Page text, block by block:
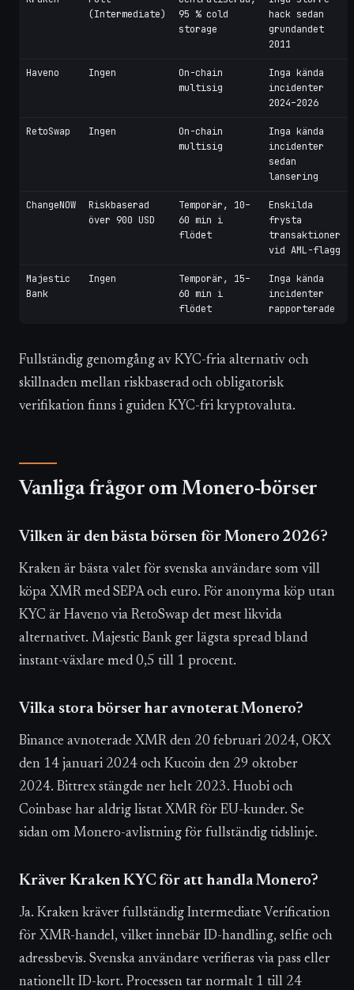
(Intermediate)
95 % cold
storage
hack sedan
grundandet
2011
Haveno Ingen
On-chain
multisig
Inga kända
incidenter
2024–2026
RetoSwap Ingen
On-chain
multisig
Inga kända
incidenter
sedan
lansering
ChangeNOW
Riskbaserad
över 900 USD
Temporär, 10–
60 min i
flödet
Enskilda
frysta
transaktioner
vid AML-flagg
Majestic
Bank
Ingen
Temporär, 15–
60 min i
flödet
Inga kända
incidenter
rapporterade
Fullständig genomgång av KYC-fria alternativ och
skillnaden mellan riskbaserad och obligatorisk
verifikation finns i guiden KYC-fri kryptovaluta.
Vanliga frågor om Monero-börser
Vilken är den bästa börsen för Monero 2026?
Kraken är bästa valet för svenska användare som vill
köpa XMR med SEPA och euro. För anonyma köp utan
KYC är Haveno via RetoSwap det mest likvida
alternativet. Majestic Bank ger lägsta spread bland
instant-växlare med 0,5 till 1 procent.
Vilka stora börser har avnoterat Monero?
Binance avnoterade XMR den 20 februari 2024, OKX
den 14 januari 2024 och Kucoin den 29 oktober
2024. Bittrex stängde ner helt 2023. Huobi och
Coinbase har aldrig listat XMR för EU-kunder. Se
sidan om Monero-avlistning för fullständig tidslinje.
Kräver Kraken KYC för att handla Monero?
Ja. Kraken kräver fullständig Intermediate Verification
för XMR-handel, vilket innebär ID-handling, selfie och
adressbevis. Svenska användare verifieras via pass eller
nationellt ID-kort. Processen tar normalt 1 till 24